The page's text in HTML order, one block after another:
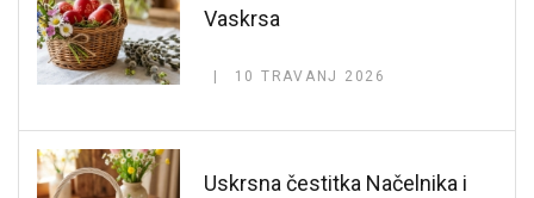
Vaskrsa
10 TRAVANJ 2026
Uskrsna čestitka Načelnika i